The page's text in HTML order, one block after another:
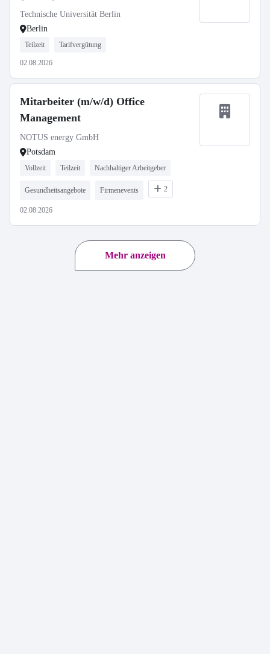
Technische Universität Berlin
Berlin
Teilzeit Tarifvergütung
02.08.2026
Mitarbeiter (m/w/d) Office
Management
NOTUS energy GmbH
Potsdam
Vollzeit Teilzeit Nachhaltiger Arbeitgeber
Gesundheitsangebote Firmenevents 2
02.08.2026
Mehr anzeigen